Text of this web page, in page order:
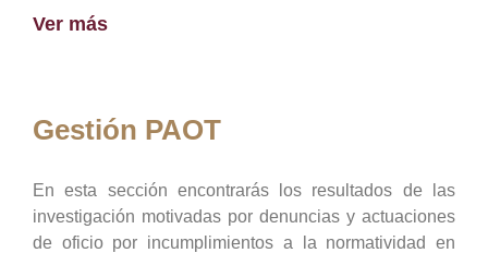
Ver más
Gestión PAOT
En esta sección encontrarás los resultados de las
investigación motivadas por denuncias y actuaciones
de oficio por incumplimientos a la normatividad en